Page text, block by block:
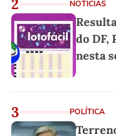
2 NOTÍCIAS
do DF,
nesta
3 POLÍTICA